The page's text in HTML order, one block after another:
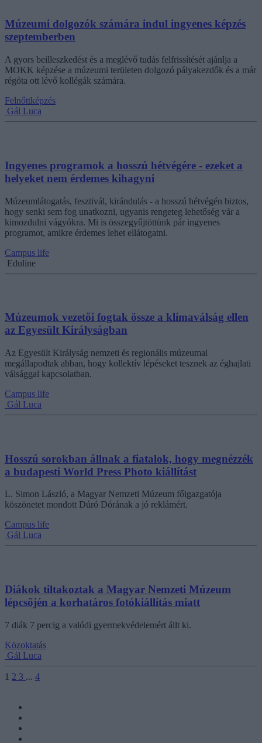
Múzeumi dolgozók számára indul ingyenes képzés
szeptemberben
A gyors beilleszkedést és a meglévő tudás felfrissítését ajánlja a
MOKK képzése a múzeumi területen dolgozó pályakezdők és a már
régóta ott lévő kollégák számára.
Felnőttképzés
Gál Luca
Ingyenes programok a hosszú hétvégére - ezeket a
helyeket nem érdemes kihagyni
Múzeumlátogatás, fesztivál, kirándulás - a hosszú hétvégén biztos,
hogy senki sem fog unatkozni, ugyanis rengeteg lehetőség vár a
kimozdulni vágyókra. Mi is összegyűjtöttünk pár ingyenes
programot, amikre érdemes lehet ellátogatni.
Campus life
Eduline
Múzeumok vezetői fogtak össze a klímaválság ellen
az Egyesült Királyságban
Az Egyesült Királyság nemzeti és regionális múzeumai
megállapodtak abban, hogy kollektív lépéseket tesznek az éghajlati
válsággal kapcsolatban.
Campus life
Gál Luca
Hosszú sorokban állnak a fiatalok, hogy megnézzék
a budapesti World Press Photo kiállítást
L. Simon László, a Magyar Nemzeti Múzeum főigazgatója
köszönetet mondott Dúró Dórának a jó reklámért.
Campus life
Gál Luca
Diákok tiltakoztak a Magyar Nemzeti Múzeum
lépcsőjén a korhatáros fotókiállítás miatt
7 diák 7 percig a valódi gyermekvédelemért állt ki.
Közoktatás
Gál Luca
1 2 3 ... 4